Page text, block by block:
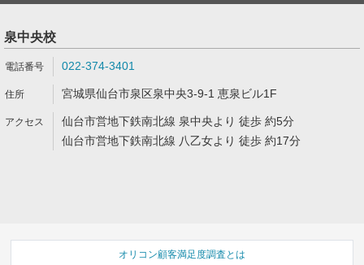
泉中央校
022-374-3401
宮城県仙台市泉区泉中央3-9-1 恵泉ビル1F
仙台市営地下鉄南北線 泉中央より 徒歩 約5分
仙台市営地下鉄南北線 八乙女より 徒歩 約17分
オリコン顧客満足度調査とは